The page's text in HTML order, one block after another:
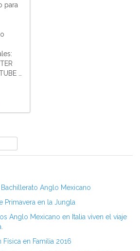
para
…
Anglo Mexicano
Primavera en la Jungla
Anglo Mexicano en Italia viven el viaje
Física en Familia 2016